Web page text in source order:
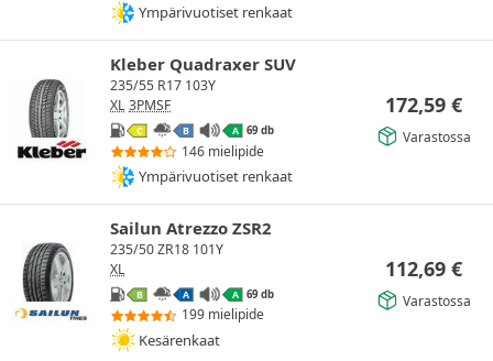
Ympärivuotiset renkaat
Kleber Quadraxer SUV
235/55 R17 103Y
XL 3PMSF
C B A 69 db
146 mielipide
Ympärivuotiset renkaat
172,59 €
Varastossa
Sailun Atrezzo ZSR2
235/50 ZR18 101Y
XL
B A A 69 db
199 mielipide
Kesärenkaat
112,69 €
Varastossa